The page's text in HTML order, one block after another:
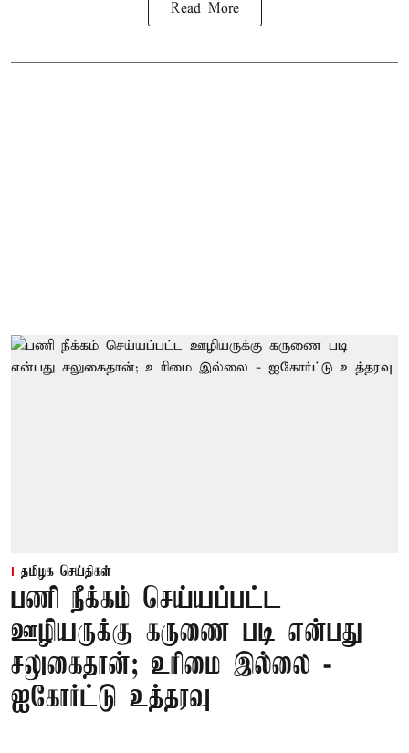
Read More
தமிழக செய்திகள்
பணி நீக்கம் செய்யப்பட்ட
ஊழியருக்கு கருணை படி என்பது
சலுகைதான்; உரிமை இல்லை -
ஐகோர்ட்டு உத்தரவு